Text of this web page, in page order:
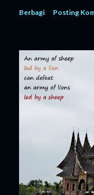
Berbagi Posting